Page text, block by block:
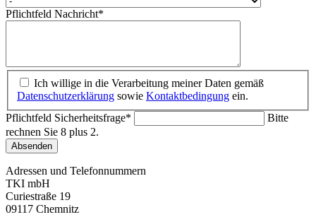
Pflichtfeld Nachricht*
Ich willige in die Verarbeitung meiner Daten gemäß
Datenschutzerklärung sowie Kontaktbedingung ein.
Pflichtfeld Sicherheitsfrage*
Bitte
rechnen Sie 8 plus 2.
Absenden
Adressen und Telefonnummern
TKI mbH
Curiestraße 19
09117 Chemnitz